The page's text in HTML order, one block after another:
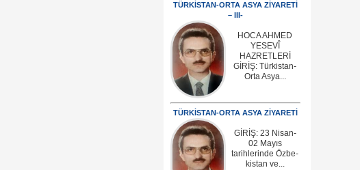
TÜRKİSTAN-ORTA ASYA ZİYARETİ
– III-
HOCA AHMED
YESEVÎ
HAZRETLERİ
GİRİŞ: Türkistan-
Orta Asya...
TÜRKİSTAN-ORTA ASYA ZİYARETİ
GİRİŞ: 23 Nisan-
02 Mayıs
tarihlerinde Özbe-
kistan ve...